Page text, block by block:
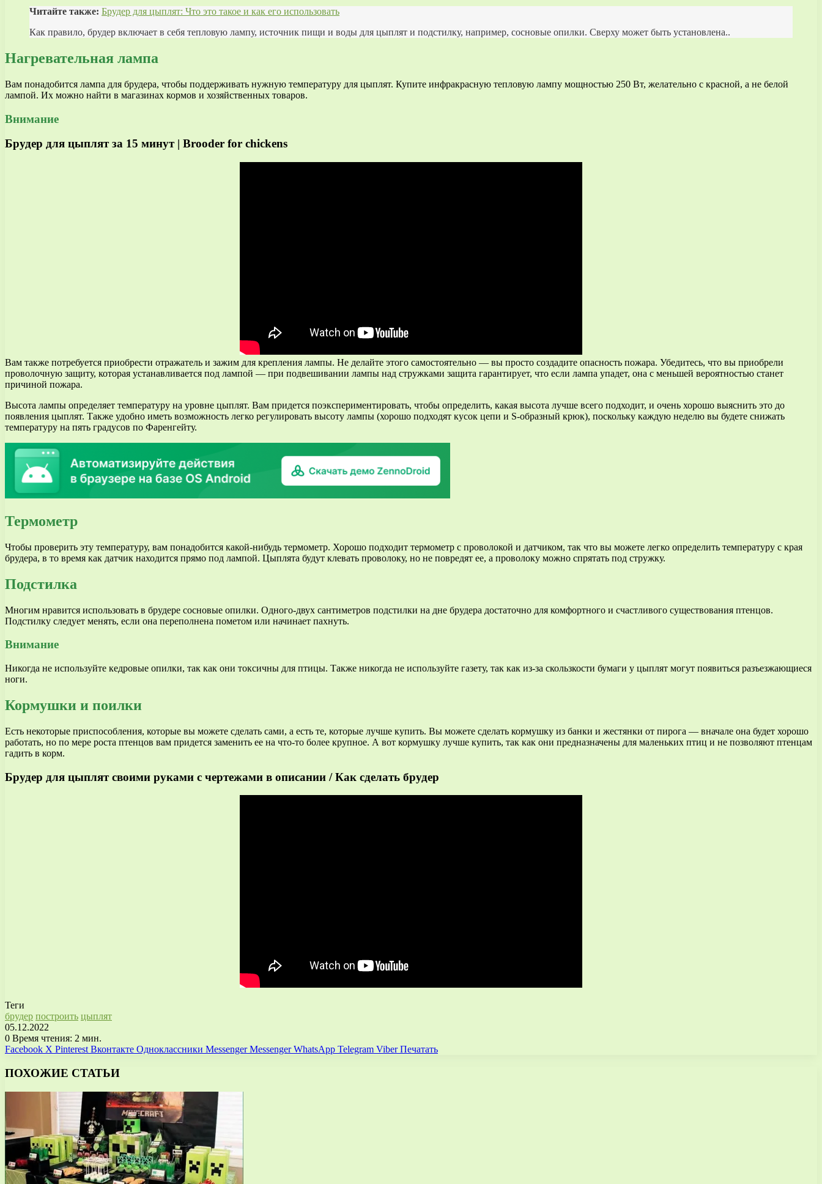
Читайте также: Брудер для цыплят: Что это такое и как его использовать
Как правило, брудер включает в себя тепловую лампу, источник пищи и воды для цыплят и подстилку, например, сосновые опилки. Сверху может быть установлена..
Нагревательная лампа
Вам понадобится лампа для брудера, чтобы поддерживать нужную температуру для цыплят. Купите инфракрасную тепловую лампу мощностью 250 Вт, желательно с красной, а не белой
лампой. Их можно найти в магазинах кормов и хозяйственных товаров.
Внимание
Брудер для цыплят за 15 минут | Brooder for chickens
Вам также потребуется приобрести отражатель и зажим для крепления лампы. Не делайте этого самостоятельно — вы просто создадите опасность пожара. Убедитесь, что вы приобрели
проволочную защиту, которая устанавливается под лампой — при подвешивании лампы над стружками защита гарантирует, что если лампа упадет, она с меньшей вероятностью станет
причиной пожара.
Высота лампы определяет температуру на уровне цыплят. Вам придется поэкспериментировать, чтобы определить, какая высота лучше всего подходит, и очень хорошо выяснить это до
появления цыплят. Также удобно иметь возможность легко регулировать высоту лампы (хорошо подходят кусок цепи и S-образный крюк), поскольку каждую неделю вы будете снижать
температуру на пять градусов по Фаренгейту.
Термометр
Чтобы проверить эту температуру, вам понадобится какой-нибудь термометр. Хорошо подходит термометр с проволокой и датчиком, так что вы можете легко определить температуру с края
брудера, в то время как датчик находится прямо под лампой. Цыплята будут клевать проволоку, но не повредят ее, а проволоку можно спрятать под стружку.
Подстилка
Многим нравится использовать в брудере сосновые опилки. Одного-двух сантиметров подстилки на дне брудера достаточно для комфортного и счастливого существования птенцов.
Подстилку следует менять, если она переполнена пометом или начинает пахнуть.
Внимание
Никогда не используйте кедровые опилки, так как они токсичны для птицы. Также никогда не используйте газету, так как из-за скользкости бумаги у цыплят могут появиться разъезжающиеся
ноги.
Кормушки и поилки
Есть некоторые приспособления, которые вы можете сделать сами, а есть те, которые лучше купить. Вы можете сделать кормушку из банки и жестянки от пирога — вначале она будет хорошо
работать, но по мере роста птенцов вам придется заменить ее на что-то более крупное. А вот кормушку лучше купить, так как они предназначены для маленьких птиц и не позволяют птенцам
гадить в корм.
Брудер для цыплят своими руками с чертежами в описании / Как сделать брудер
Теги
брудер построить цыплят
05.12.2022
0 Время чтения: 2 мин.
Facebook X Pinterest Вконтакте Одноклассники Messenger Messenger WhatsApp Telegram Viber Печатать
ПОХОЖИЕ СТАТЬИ